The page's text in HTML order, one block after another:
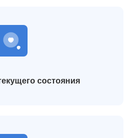
состояния